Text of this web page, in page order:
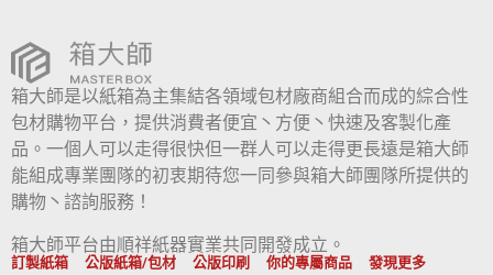
箱大師是以紙箱為主集結各領域包材廠商組合而成的綜合性
包材購物平台，提供消費者便宜丶方便丶快速及客製化產
品。一個人可以走得很快但一群人可以走得更長遠是箱大師
能組成專業團隊的初衷期待您一同參與箱大師團隊所提供的
購物丶諮詢服務！
箱大師平台由順祥紙器實業共同開發成立。
訂製紙箱 公版紙箱/包材 公版印刷 你的專屬商品
發現更多